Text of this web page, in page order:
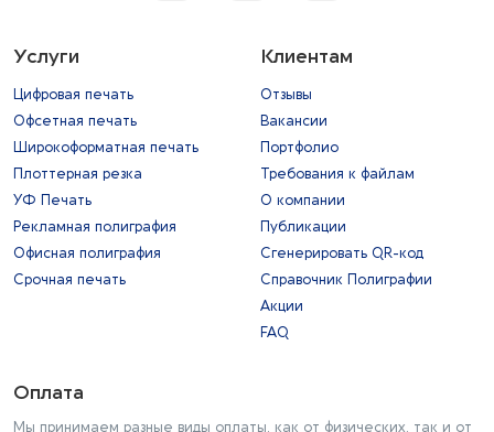
Услуги
Цифровая печать
Офсетная печать
Широкоформатная печать
Плоттерная резка
УФ Печать
Рекламная полиграфия
Офисная полиграфия
Срочная печать
Клиентам
Отзывы
Вакансии
Портфолио
Требования к файлам
О компании
Публикации
Сгенерировать QR-код
Справочник Полиграфии
Акции
FAQ
Оплата
Мы принимаем разные виды оплаты, как от физических, так и от